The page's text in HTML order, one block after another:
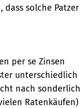
dass solche Patzer
per se Zinsen
unterschiedlich
nach sonderlich
Ratenkäufen)